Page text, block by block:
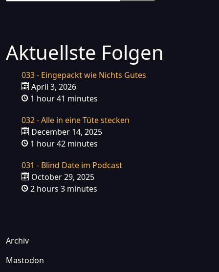
Aktuellste Folgen
033 - Eingepackt wie Nichts Gutes
April 3, 2026
1 hour 41 minutes
032 - Alle in eine Tüte stecken
December 14, 2025
1 hour 42 minutes
031 - Blind Date im Podcast
October 29, 2025
2 hours 3 minutes
Archiv
Mastodon